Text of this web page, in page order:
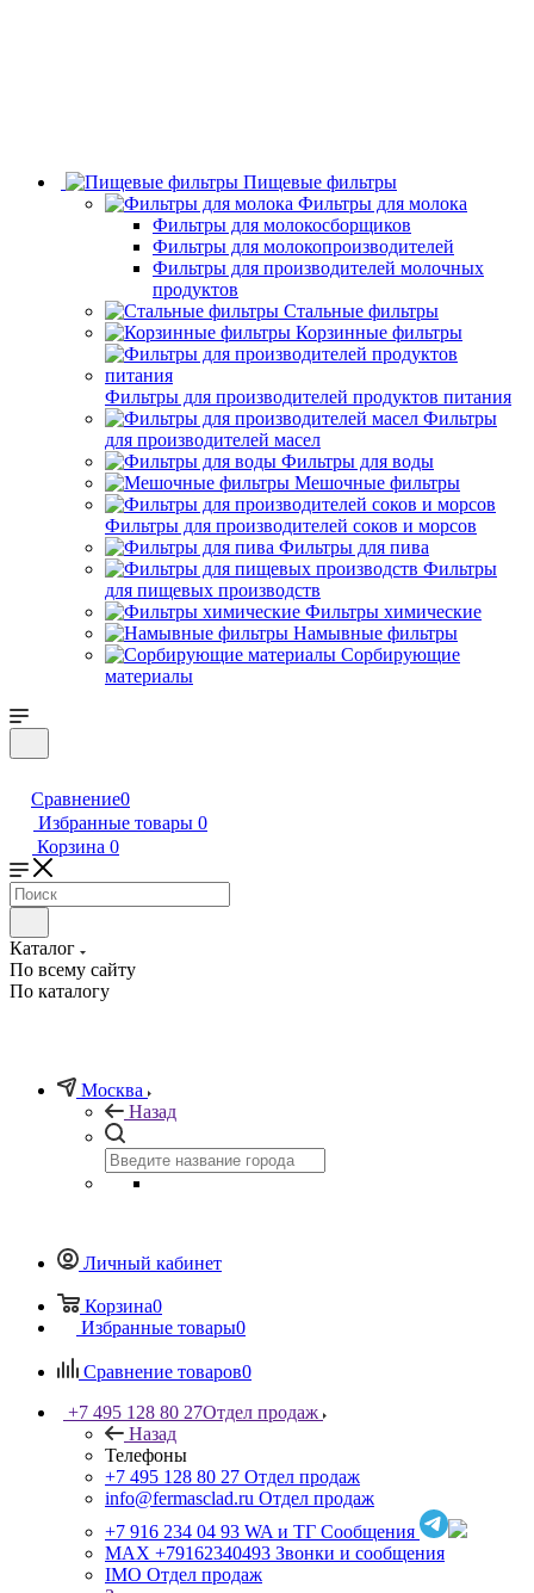
Пищевые фильтры
Фильтры для молока
Фильтры для молокосборщиков
Фильтры для молокопроизводителей
Фильтры для производителей молочных
продуктов
Стальные фильтры
Корзинные фильтры
Фильтры для производителей продуктов питания
Фильтры
для производителей масел
Фильтры для воды
Мешочные фильтры
Фильтры для производителей соков и морсов
Фильтры для пива
Фильтры
для пищевых производств
Фильтры химические
Намывные фильтры
Сорбирующие
материалы
Сравнение0
Избранные товары 0
Корзина 0
Каталог
По всему сайту
По каталогу
Москва
Назад
Личный кабинет
Корзина0
Избранные товары0
Сравнение товаров0
+7 495 128 80 27Отдел продаж
Назад
Телефоны
+7 495 128 80 27 Отдел продаж
info@fermasclad.ru Отдел продаж
+7 916 234 04 93 WA и ТГ Сообщения
MAX +79162340493 Звонки и сообщения
IMO Отдел продаж